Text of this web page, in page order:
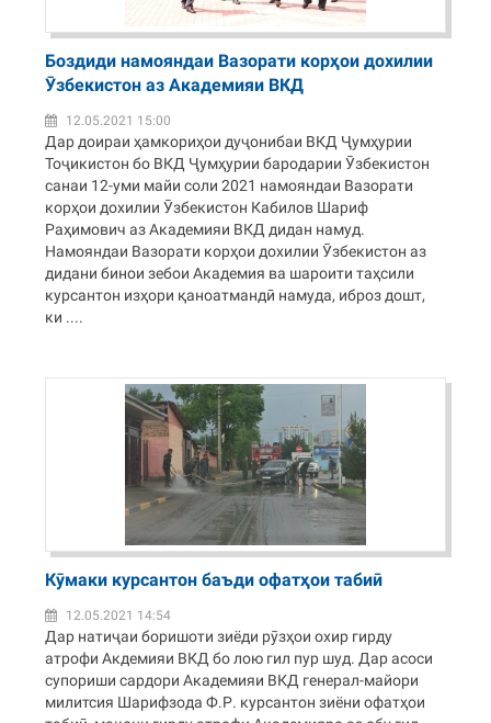
Боздиди намояндаи Вазорати корҳои дохилии
Ӯзбекистон аз Академияи ВКД
12.05.2021 15:00
Дар доираи ҳамкориҳои дуҷонибаи ВКД Ҷумҳурии
Тоҷикистон бо ВКД Ҷумҳурии бародарии Ӯзбекистон
санаи 12-уми майи соли 2021 намояндаи Вазорати
корҳои дохилии Ӯзбекистон Кабилов Шариф
Раҳимович аз Академияи ВКД дидан намуд.
Намояндаи Вазорати корҳои дохилии Ӯзбекистон аз
дидани бинои зебои Академия ва шароити таҳсили
курсантон изҳори қаноатмандӣ намуда, иброз дошт,
ки ....
Кӯмаки курсантон баъди офатҳои табиӣ
12.05.2021 14:54
Дар натиҷаи боришоти зиёди рӯзҳои охир гирду
атрофи Акдемияи ВКД бо лою гил пур шуд. Дар асоси
супориши сардори Академияи ВКД генерал-майори
милитсия Шарифзода Ф.Р. курсантон зиёни офатҳои